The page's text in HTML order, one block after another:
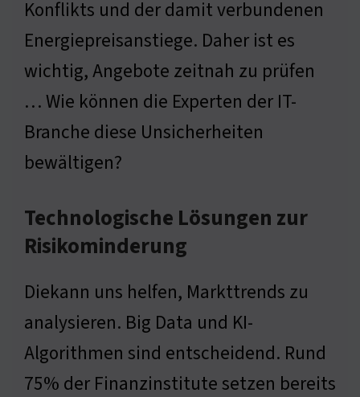
Konflikts und der damit verbundenen
Energiepreisanstiege. Daher ist es
wichtig, Angebote zeitnah zu prüfen
… Wie können die Experten der IT-
Branche diese Unsicherheiten
bewältigen?
Technologische Lösungen zur
Risikominderung
Diekann uns helfen, Markttrends zu
analysieren. Big Data und KI-
Algorithmen sind entscheidend. Rund
75% der Finanzinstitute setzen bereits